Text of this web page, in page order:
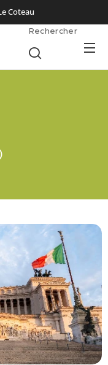
Coteau
Rechercher